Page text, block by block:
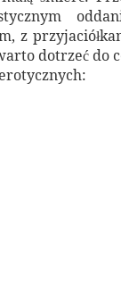
z
dotrzeć do